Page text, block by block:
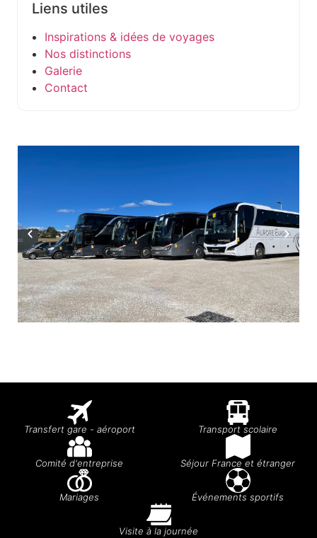
Liens utiles
Inspirations & idées de voyages
Nos distinctions
Galerie
Contact
Transfert gare - aéroport Transport scolaire
Comité d'entreprise Séjour France et étranger
Mariages Événements sportifs
Visite à la journée